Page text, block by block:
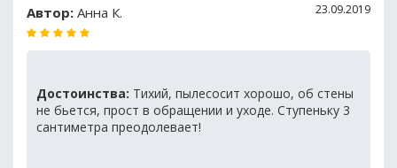
Автор: Анна К. 23.09.2019
Достоинства: Тихий, пылесосит хорошо, об стены
не бьется, прост в обращении и уходе. Ступеньку 3
сантиметра преодолевает!